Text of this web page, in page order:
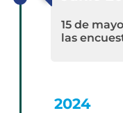
15 de
las
2024